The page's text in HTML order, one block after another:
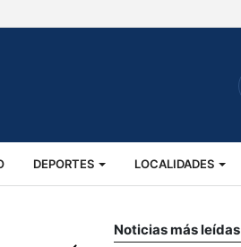
DEPORTES LOCALIDADES
Noticias más leídas